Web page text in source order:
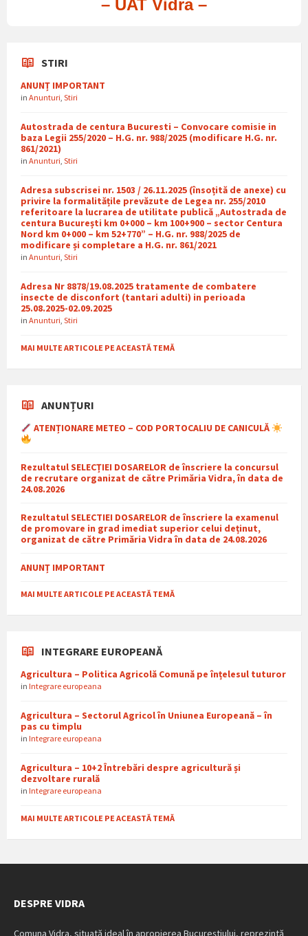
– UAT Vidra –
STIRI
ANUNȚ IMPORTANT
in Anunturi, Stiri
Autostrada de centura Bucuresti – Convocare comisie in
baza Legii 255/2020 – H.G. nr. 988/2025 (modificare H.G. nr.
861/2021)
in Anunturi, Stiri
Adresa subscrisei nr. 1503 / 26.11.2025 (însoțită de anexe) cu
privire la formalitățile prevăzute de Legea nr. 255/2010
referitoare la lucrarea de utilitate publică „Autostrada de
centura București km 0+000 – km 100+900 – sector Centura
Nord km 0+000 – km 52+770” – H.G. nr. 988/2025 de
modificare și completare a H.G. nr. 861/2021
in Anunturi, Stiri
Adresa Nr 8878/19.08.2025 tratamente de combatere
insecte de disconfort (tantari adulti) in perioada
25.08.2025-02.09.2025
in Anunturi, Stiri
MAI MULTE ARTICOLE PE ACEASTĂ TEMĂ
ANUNȚURI
ATENȚIONARE METEO – COD PORTOCALIU DE CANICULĂ
Rezultatul SELECȚIEI DOSARELOR de înscriere la concursul
de recrutare organizat de către Primăria Vidra, în data de
24.08.2026
Rezultatul SELECTIEI DOSARELOR de înscriere la examenul
de promovare in grad imediat superior celui deținut,
organizat de către Primăria Vidra în data de 24.08.2026
ANUNȚ IMPORTANT
MAI MULTE ARTICOLE PE ACEASTĂ TEMĂ
INTEGRARE EUROPEANĂ
Agricultura – Politica Agricolă Comună pe înțelesul tuturor
in Integrare europeana
Agricultura – Sectorul Agricol în Uniunea Europeană – în
pas cu timplu
in Integrare europeana
Agricultura – 10+2 Întrebări despre agricultură și
dezvoltare rurală
in Integrare europeana
MAI MULTE ARTICOLE PE ACEASTĂ TEMĂ
DESPRE VIDRA
Comuna Vidra, situată ideal în apropierea Bucureștiului, reprezintă